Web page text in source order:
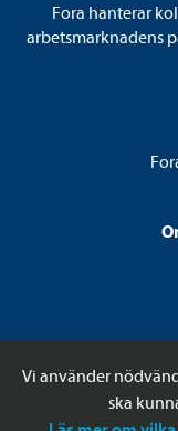
Vi använder
ska
Fora hanterar
arbetsmarknadens